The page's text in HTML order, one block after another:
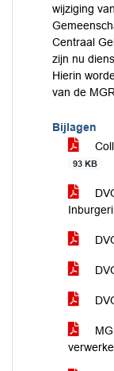
wijziging
Centraal
zijn nu
Hierin
van de
Bijlagen
93 KB